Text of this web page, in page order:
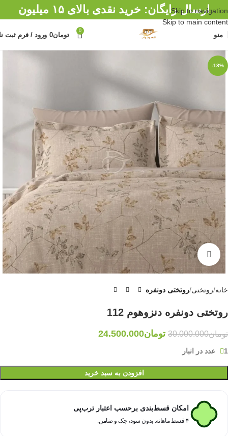
Skip to navigation
Skip to main content
ارسال رایگان: خرید نقدی بالای ۱۵ میلیون
منو
0
تومان0 ورود / فرم ثبت
-18%
برای بزرگنمایی کلیک کنید
خانه روتختی روتختی دونفره
روتختی دونفره دنزوهوم 112
تومان30.000.000 تومان24.500.000
1 عدد در انبار
افزودن به سبد خرید
امکان قسط‌بندی برحسب اعتبار ترب‌پی
۴ قسط ماهانه. بدون سود، چک و ضامن.